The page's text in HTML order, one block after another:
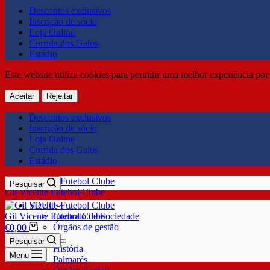
Descontos exclusivos
Inscrição de sócio
Loja Online
Corrida dos Galos
Estádio
Este website utiliza cookies para permitir uma melhor experiência
Aceitar Rejeitar
Descontos exclusivos
Inscrição de sócio
Loja Online
Corrida dos Galos
Estádio
Gil Vicente Futebol Clube
Pesquisar
SDUQ
Contrato de Sociedade
Órgãos de gestão
Clube
História
Palmarés
Gil Vicente Futebol Clube
€0,00
Pesquisar
Menu